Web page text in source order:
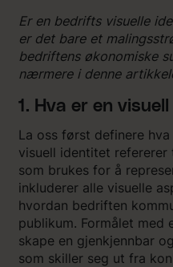
Er en bedrifts visuelle
er det bare et
bedriftens økonomiske
nærmere i denne
1. Hva er en
La oss først definere
visuell identitet refererer
som brukes for å
inkluderer alle visuelle
hvordan bedriften
publikum. Formålet med
skape en gjenkjennbar
som skiller seg ut fra